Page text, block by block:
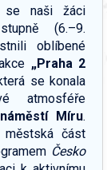
se naši žáci
(6.–9.
oblíbené
„Praha 2
se konala
atmosféře
náměstí Míru.
městská část
Česko